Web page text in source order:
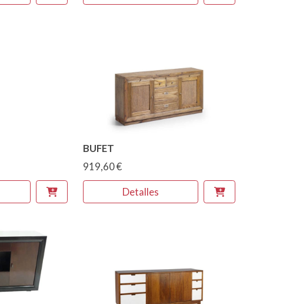
BUFET
919,60 €
Detalles